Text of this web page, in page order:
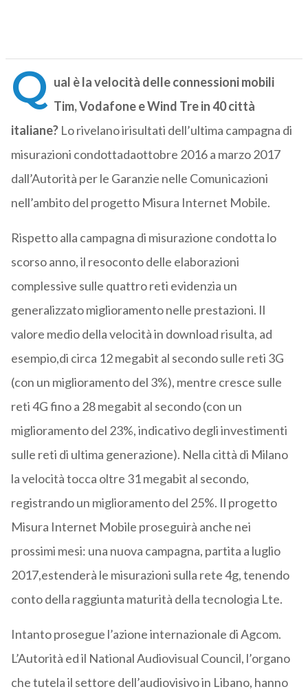
Q ual è la velocità delle connessioni mobili
Tim, Vodafone e Wind Tre in 40 città
italiane? Lo rivelano irisultati dell’ultima campagna di
misurazioni condottadaottobre 2016 a marzo 2017
dall’Autorità per le Garanzie nelle Comunicazioni
nell’ambito del progetto Misura Internet Mobile.
Rispetto alla campagna di misurazione condotta lo
scorso anno, il resoconto delle elaborazioni
complessive sulle quattro reti evidenzia un
generalizzato miglioramento nelle prestazioni. Il
valore medio della velocità in download risulta, ad
esempio,di circa 12 megabit al secondo sulle reti 3G
(con un miglioramento del 3%), mentre cresce sulle
reti 4G fino a 28 megabit al secondo (con un
miglioramento del 23%, indicativo degli investimenti
sulle reti di ultima generazione). Nella città di Milano
la velocità tocca oltre 31 megabit al secondo,
registrando un miglioramento del 25%. Il progetto
Misura Internet Mobile proseguirà anche nei
prossimi mesi: una nuova campagna, partita a luglio
2017,estenderà le misurazioni sulla rete 4g, tenendo
conto della raggiunta maturità della tecnologia Lte.
Intanto prosegue l’azione internazionale di Agcom.
L’Autorità ed il National Audiovisual Council, l’organo
che tutela il settore dell’audiovisivo in Libano, hanno